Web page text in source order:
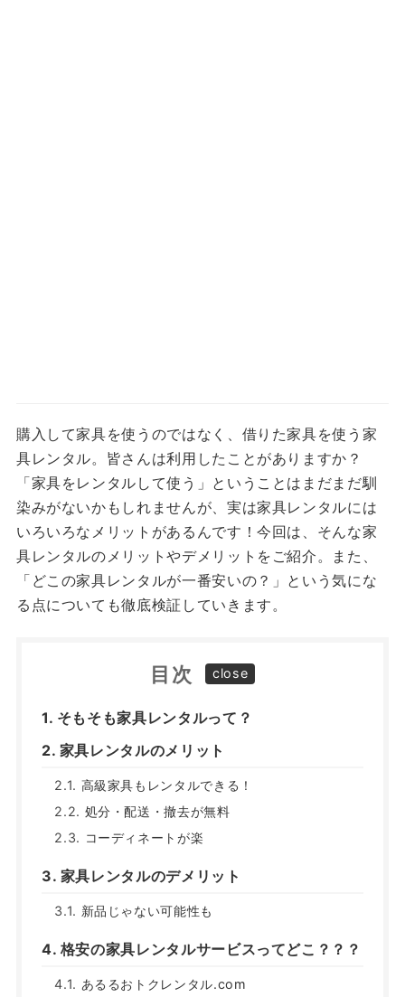
購入して家具を使うのではなく、借りた家具を使う家
具レンタル。皆さんは利用したことがありますか？
「家具をレンタルして使う」ということはまだまだ馴
染みがないかもしれませんが、実は家具レンタルには
いろいろなメリットがあるんです！今回は、そんな家
具レンタルのメリットやデメリットをご紹介。また、
「どこの家具レンタルが一番安いの？」という気にな
る点についても徹底検証していきます。
目次
そもそも家具レンタルって？
家具レンタルのメリット
高級家具もレンタルできる！
処分・配送・撤去が無料
コーディネートが楽
家具レンタルのデメリット
新品じゃない可能性も
格安の家具レンタルサービスってどこ？？？
あるるおトクレンタル.com